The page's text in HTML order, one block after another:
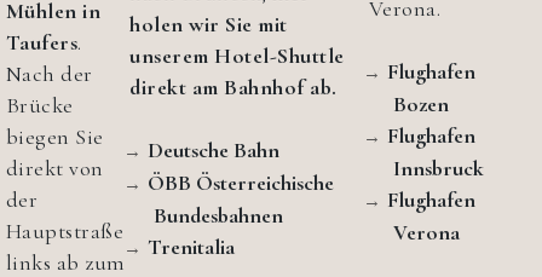
Mühlen in
Taufers.
Nach der
Brücke
biegen Sie
direkt von
der
Hauptstraße
links ab zum
holen wir Sie mit
unserem Hotel-Shuttle
direkt am Bahnhof ab.
Deutsche Bahn
ÖBB Österreichische
Bundesbahnen
Trenitalia
Verona.
Flughafen
Bozen
Flughafen
Innsbruck
Flughafen
Verona